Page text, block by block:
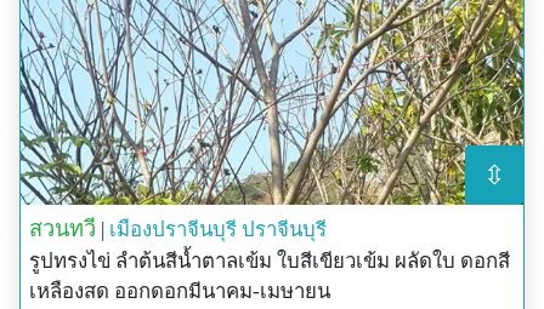
⇳
สวนทวี | เมืองปราจีนบุรี ปราจีนบุรี
รูปทรงไข่ ลำต้นสีน้ำตาลเข้ม ใบสีเขียวเข้ม ผลัดใบ ดอกสี
เหลืองสด ออกดอกมีนาคม-เมษายน